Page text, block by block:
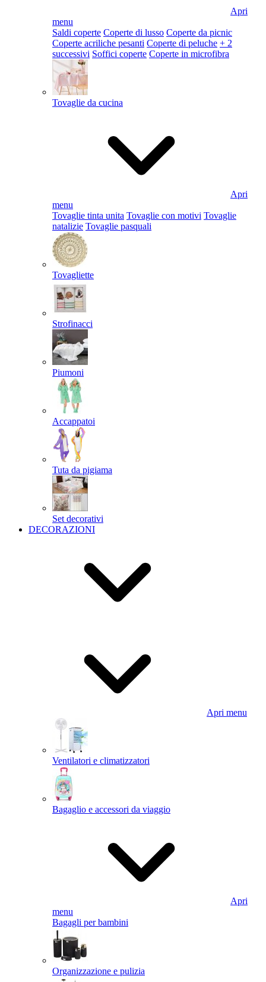
Apri
menu
Saldi coperte Coperte di lusso Coperte da picnic
Coperte acriliche pesanti Coperte di peluche + 2
successivi Soffici coperte Coperte in microfibra
Tovaglie da cucina
Apri
menu
Tovaglie tinta unita Tovaglie con motivi Tovaglie
natalizie Tovaglie pasquali
Tovagliette
Strofinacci
Piumoni
Accappatoi
Tuta da pigiama
Set decorativi
DECORAZIONI
Apri menu
Ventilatori e climatizzatori
Bagaglio e accessori da viaggio
Apri
menu
Bagagli per bambini
Organizzazione e pulizia